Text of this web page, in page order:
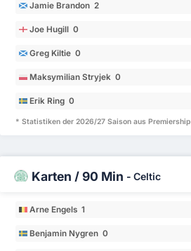
Jamie Brandon 2
Joe Hugill 0
Greg Kiltie 0
Maksymilian Stryjek 0
Erik Ring 0
* Statistiken der 2026/27 Saison aus Premiership
Karten / 90 Min - Celtic
Arne Engels 1
Benjamin Nygren 0